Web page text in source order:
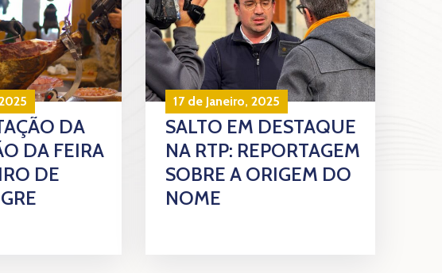
DA
DA FEIRA
DE
17 de Janeiro, 2025
SALTO EM DESTAQUE
NA RTP: REPORTAGEM
SOBRE A ORIGEM DO
NOME